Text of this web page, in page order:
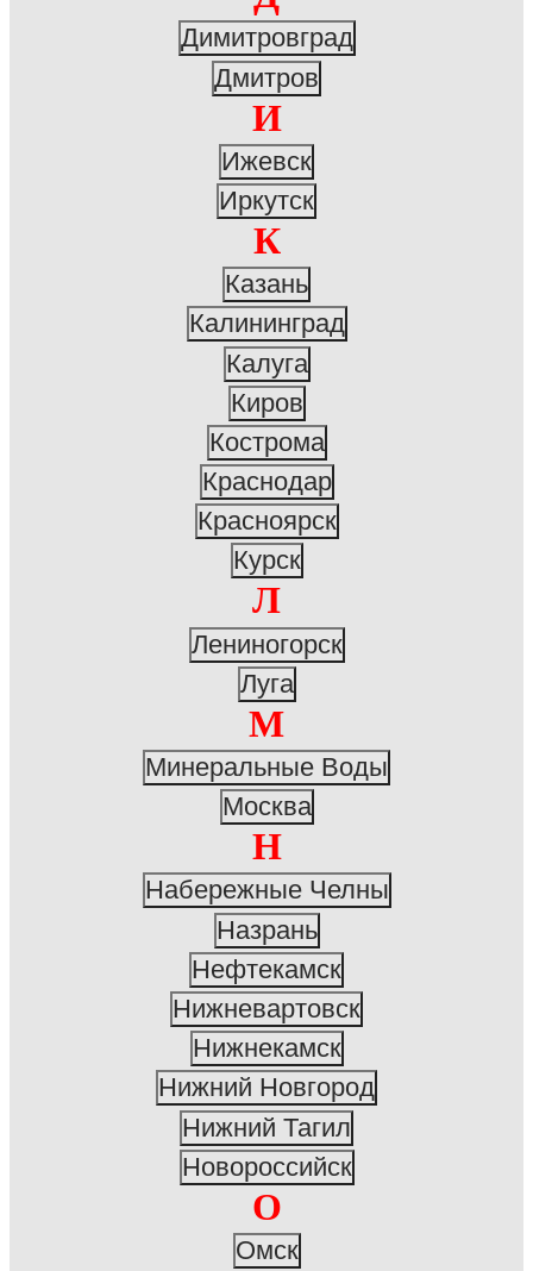
Димитровград
Дмитров
И
Ижевск
Иркутск
К
Казань
Калининград
Калуга
Киров
Кострома
Краснодар
Красноярск
Курск
Л
Лениногорск
Луга
М
Минеральные Воды
Москва
Н
Набережные Челны
Назрань
Нефтекамск
Нижневартовск
Нижнекамск
Нижний Новгород
Нижний Тагил
Новороссийск
О
Омск